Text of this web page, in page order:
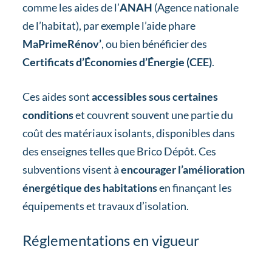
comme les aides de l’ANAH (Agence nationale
de l’habitat), par exemple l’aide phare
MaPrimeRénov’, ou bien bénéficier des
Certificats d’Économies d’Énergie (CEE).
Ces aides sontaccessibles sous certaines
conditionset couvrent souvent une partie du
coût des matériaux isolants, disponibles dans
des enseignes telles que Brico Dépôt. Ces
subventions visent àencourager l’amélioration
énergétique des habitationsen finançant les
équipements et travaux d’isolation.
Réglementations en vigueur